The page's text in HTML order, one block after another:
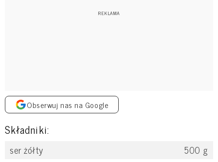
Obserwuj nas na Google
Składniki:
ser żółty 500 g